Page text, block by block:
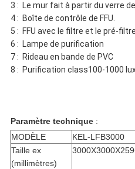
3 : Le mur fait à partir du verre
4 : Boîte de contrôle de FFU.
5 : FFU avec le filtre et le pré-
6 : Lampe de purification
7 : Rideau en bande de PVC
8 : Purification class100-1000
Paramètre technique:
MODÈLE
KEL-LFB3000
Taille ex
(millimètres)